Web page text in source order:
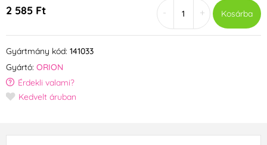
2 585 Ft + Kosárba
Gyártmány kód: 141033
Gyártó: ORION
Érdekli valami?
Kedvelt áruban